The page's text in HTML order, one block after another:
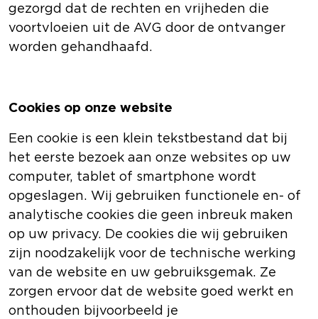
gezorgd dat de rechten en vrijheden die
voortvloeien uit de AVG door de ontvanger
worden gehandhaafd.
Cookies op onze website
Een cookie is een klein tekstbestand dat bij
het eerste bezoek aan onze websites op uw
computer, tablet of smartphone wordt
opgeslagen. Wij gebruiken functionele en- of
analytische cookies die geen inbreuk maken
op uw privacy. De cookies die wij gebruiken
zijn noodzakelijk voor de technische werking
van de website en uw gebruiksgemak. Ze
zorgen ervoor dat de website goed werkt en
onthouden bijvoorbeeld je